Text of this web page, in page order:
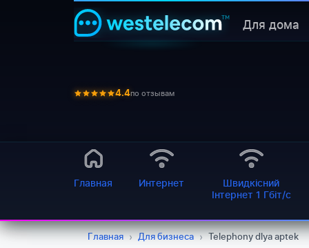
Для дома
4.4по отзывам
Главная Интернет
Швидкісний
Інтернет 1 Гбіт/с
Главная › Для бизнеса › Telephony dlya aptek